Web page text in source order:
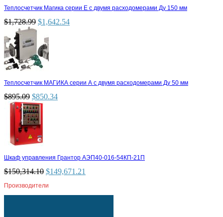
Теплосчетчик Магика серии Е с двумя расходомерами Ду 150 мм
$1,728.99 $1,642.54
Теплосчетчик МАГИКА серии А с двумя расходомерами Ду 50 мм
$895.09 $850.34
Шкаф управления Грантор АЭП40-016-54КП-21П
$150,314.10 $149,671.21
Производители